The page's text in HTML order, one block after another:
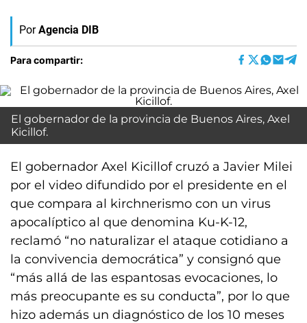
Por Agencia DIB
Para compartir:
El gobernador de la provincia de Buenos Aires, Axel
Kicillof.
El gobernador Axel Kicillof cruzó a Javier Milei
por el video difundido por el presidente en el
que compara al kirchnerismo con un virus
apocalíptico al que denomina Ku-K-12,
reclamó “no naturalizar el ataque cotidiano a
la convivencia democrática” y consignó que
“más allá de las espantosas evocaciones, lo
más preocupante es su conducta”, por lo que
hizo además un diagnóstico de los 10 meses